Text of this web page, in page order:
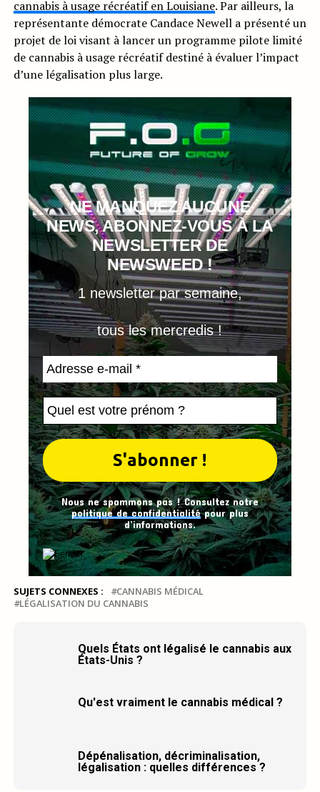
cannabis à usage récréatif en Louisiane. Par ailleurs, la
représentante démocrate Candace Newell a présenté un
projet de loi visant à lancer un programme pilote limité
de cannabis à usage récréatif destiné à évaluer l’impact
d’une légalisation plus large.
NE MANQUEZ AUCUNE
NEWS, ABONNEZ-VOUS À LA
NEWSLETTER DE
NEWSWEED !
1 newsletter par semaine,
tous les mercredis !
Nous ne spammons pas ! Consultez notre
politique de confidentialitépour plus
d’informations.
SUJETS CONNEXES :
CANNABIS MÉDICAL
LÉGALISATION DU CANNABIS
Quels États ont légalisé le cannabis aux
États-Unis ?
Qu'est vraiment le cannabis médical ?
Dépénalisation, décriminalisation,
légalisation : quelles différences ?